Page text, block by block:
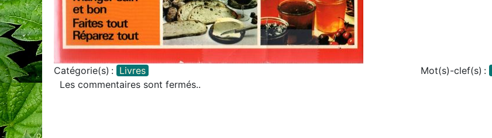
Catégorie(s) : Livres Mot(s)-clef(s) :
Les commentaires sont fermés..